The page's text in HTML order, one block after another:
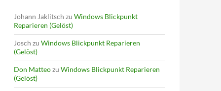
Johann Jaklitsch zu Windows Blickpunkt
Reparieren (Gelöst)
Josch zu Windows Blickpunkt Reparieren
(Gelöst)
Don Matteozu Windows Blickpunkt Reparieren
(Gelöst)